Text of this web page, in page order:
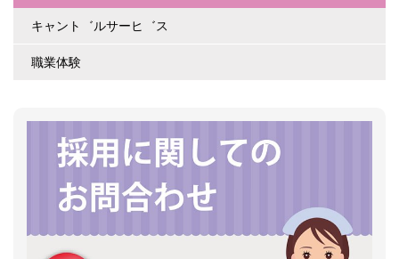
キャント゛ルサーヒ゛ス
職業体験